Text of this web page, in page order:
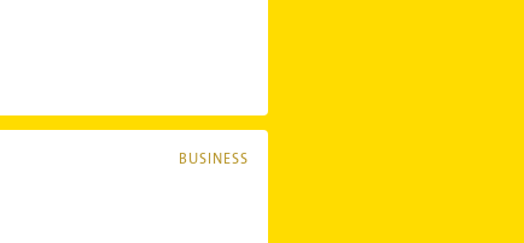
BUSINESS